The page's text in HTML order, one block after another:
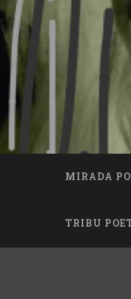
Skip
to
content
Search
MIRADA
TRIBU